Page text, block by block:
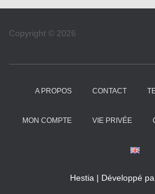
Copyright © 2026
A PROPOS CONTACT
MON COMPTE VIE PRIVÉE
Hestia | Développé